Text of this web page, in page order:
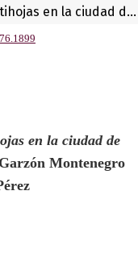
Los gremios de plateros y de batihojas en la ciudad de Quito (siglo XVIII)